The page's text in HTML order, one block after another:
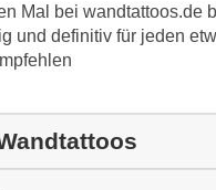
Mal bei wandtattoos.de
und definitiv für jeden